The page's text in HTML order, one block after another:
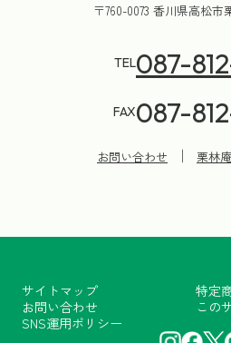
〒760-0073 香川県高松市
TEL087-
FAX087-
お問い合わせ 栗林
サイトマップ
特定
お問い合わせ
この
SNS運用ポリシー